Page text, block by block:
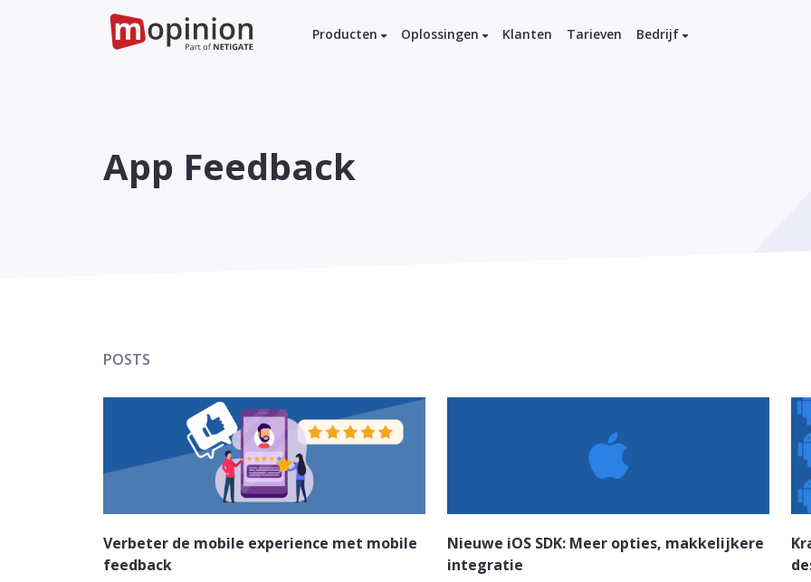
Producten Oplossingen Klanten Tarieven Bedrijf
App Feedback
POSTS
Verbeter de mobile experience met mobile
feedback
Nieuwe iOS SDK: Meer opties, makkelijkere
integratie